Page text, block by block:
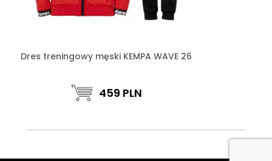
Dres treningowy męski KEMPA WAVE 26
459 PLN